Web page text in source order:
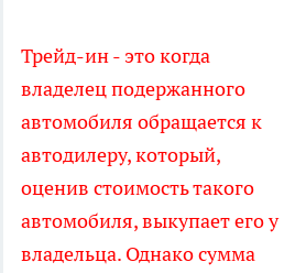
Трейд-ин - это когда
владелец подержанного
автомобиля обращается к
автодилеру, который,
оценив стоимость такого
автомобиля, выкупает его у
владельца. Однако сумма